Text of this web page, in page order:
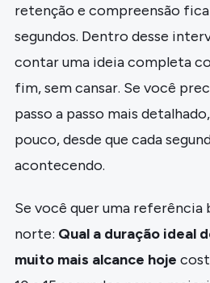
retenção e compreensão
segundos. Dentro desse
contar uma ideia completa
fim, sem cansar. Se você
passo a passo mais
pouco, desde que cada
acontecendo.
Se você quer uma referência
norte: Qual a duração ideal
muito mais alcance hoje